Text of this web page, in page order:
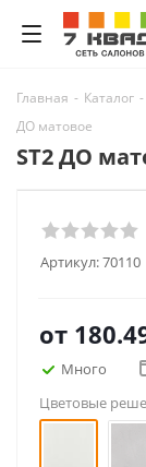
Главная - Каталог -
ДО матовое
ST2 ДО
Артикул:70110
от
Много
Цветовые